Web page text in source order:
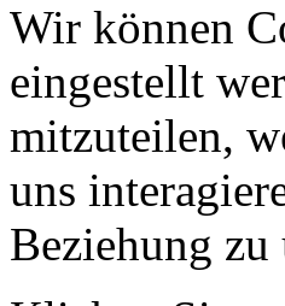
Wir können
eingestellt
mitzuteilen,
uns
Beziehung zu